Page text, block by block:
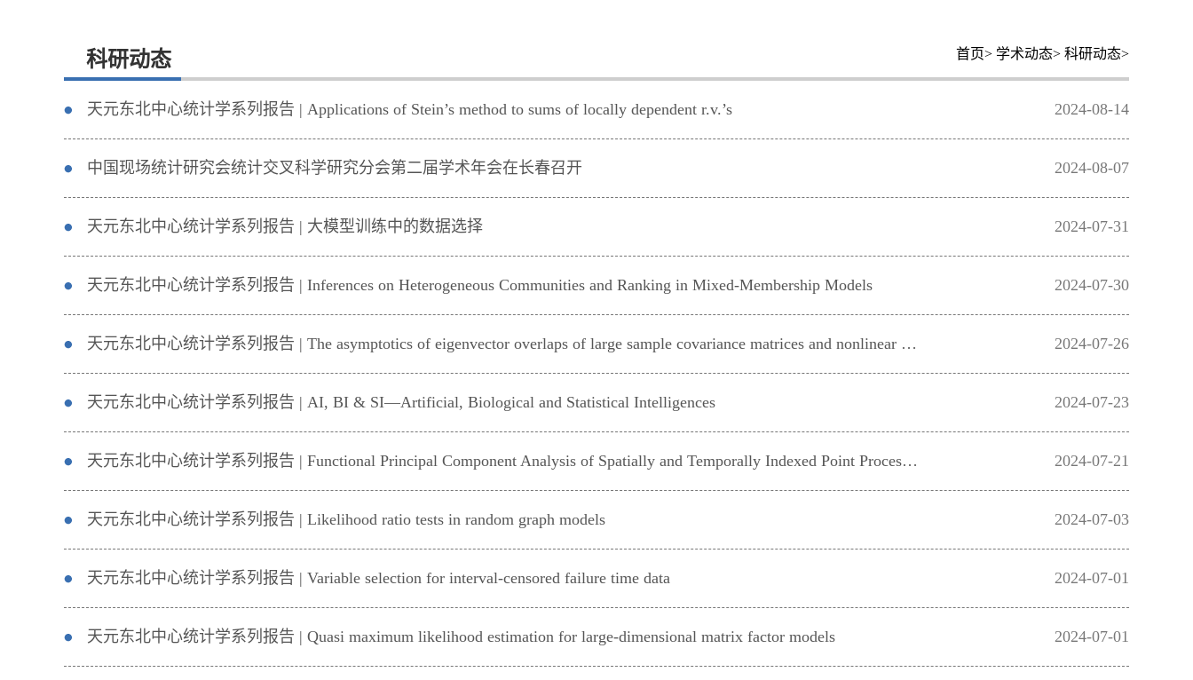
科研动态 首页> 学术动态> 科研动态>
2024-08-14
天元东北中心统计学系列报告 | Applications of Stein’s method to sums of locally dependent r.v.’s
2024-08-07
中国现场统计研究会统计交叉科学研究分会第二届学术年会在长春召开
2024-07-31
天元东北中心统计学系列报告 | 大模型训练中的数据选择
2024-07-30
天元东北中心统计学系列报告 | Inferences on Heterogeneous Communities and Ranking in Mixed-Membership Models
2024-07-26
天元东北中心统计学系列报告 | The asymptotics of eigenvector overlaps of large sample covariance matrices and nonlinear shrinkage estimator
2024-07-23
天元东北中心统计学系列报告 | AI, BI & SI—Artificial, Biological and Statistical Intelligences
2024-07-21
天元东北中心统计学系列报告 | Functional Principal Component Analysis of Spatially and Temporally Indexed Point Processes
2024-07-03
天元东北中心统计学系列报告 | Likelihood ratio tests in random graph models
2024-07-01
天元东北中心统计学系列报告 | Variable selection for interval-censored failure time data
2024-07-01
天元东北中心统计学系列报告 | Quasi maximum likelihood estimation for large-dimensional matrix factor models